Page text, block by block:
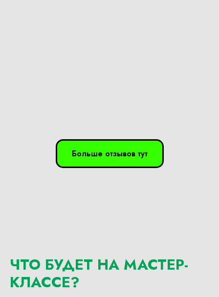
Больше отзывов тут
ЧТО БУДЕТ НА МАСТЕР-
КЛАССЕ?